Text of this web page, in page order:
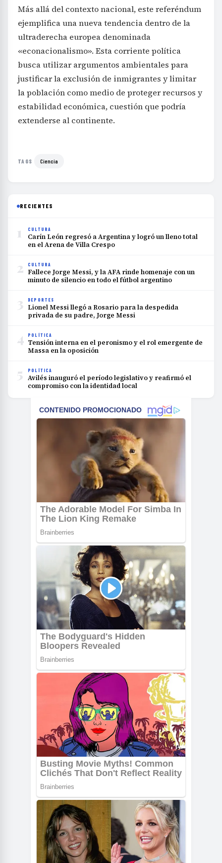
Más allá del contexto nacional, este referéndum
ejemplifica una nueva tendencia dentro de la
ultraderecha europea denominada
«econacionalismo». Esta corriente política
busca utilizar argumentos ambientales para
justificar la exclusión de inmigrantes y limitar
la población como medio de proteger recursos y
estabilidad económica, cuestión que podría
extenderse al continente.
TAGS Ciencia
RECIENTES
1 CULTURA
Carín León regresó a Argentina y logró un lleno total
en el Arena de Villa Crespo
2 CULTURA
Fallece Jorge Messi, y la AFA rinde homenaje con un
minuto de silencio en todo el fútbol argentino
3 DEPORTES
Lionel Messi llegó a Rosario para la despedida
privada de su padre, Jorge Messi
4 POLÍTICA
Tensión interna en el peronismo y el rol emergente de
Massa en la oposición
5 POLÍTICA
Avilés inauguró el período legislativo y reafirmó el
compromiso con la identidad local